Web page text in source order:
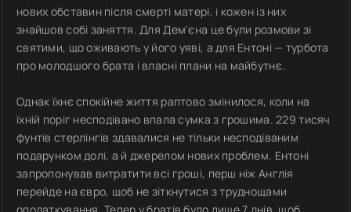
нових обставин після смерті матері, і кожен із них
знайшов собі заняття. Для Дем'єна це були розмови зі
святими, що оживають у його уяві, а для Ентоні — турбота
про молодшого брата і власні плани на майбутнє.
Однак їхнє спокійне життя раптово змінилося, коли на
їхній поріг несподівано впала сумка з грошима. 229 тисяч
фунтів стерлінгів здавалися не тільки несподіваним
подарунком долі, а й джерелом нових проблем. Ентоні
запропонував витратити всі гроші, перш ніж Англія
перейде на євро, щоб не зіткнутися з труднощами